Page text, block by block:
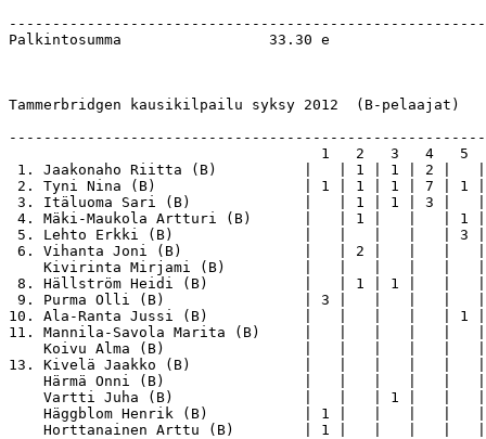
Palkintosumma                 33.30 e
Tammerbridgen kausikilpailu syksy 2012  (B-pelaajat)
1   2   3   4   5
1. Jaakonaho Riitta (B)          |   | 1 | 1 | 2 |
2. Tyni Nina (B)                 | 1 | 1 | 1 | 7 | 1
3. Itäluoma Sari (B)             |   | 1 | 1 | 3 |
4. Mäki-Maukola Artturi (B)      |   | 1 |   |   |
5. Lehto Erkki (B)               |   |   |   |   |
6. Vihanta Joni (B)              |   | 2 |   |   |
Kivirinta Mirjami (B)         |   |   |   |   |
8. Hällström Heidi (B)           |   | 1 | 1 |
9. Purma Olli (B)                | 3 |   |   |
10. Ala-Ranta Jussi (B)           |   |   |   |
11. Mannila-Savola Marita (B)     |   |   |   |
Koivu Alma (B)                |   |   |   |   |
13. Kivelä Jaakko (B)             |   |   |   |
Härmä Onni (B)                |   |   |   |   |
Vartti Juha (B)               |   |   | 1 |   |
Häggblom Henrik (B)           | 1 |   |   |   |
Horttanainen Arttu (B)        | 1 |   |   |   |